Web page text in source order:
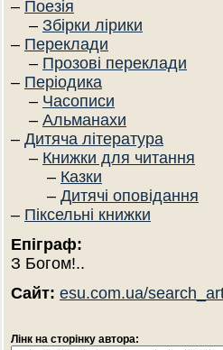
– Поезія
– Збірки лірики
– Переклади
– Прозові переклади
– Періодика
– Часописи
– Альманахи
– Дитяча література
– Книжки для читання
– Казки
– Дитячі оповідання
– Піксельні книжки
Епіграф:
З Богом!..
Сайт: esu.com.ua/
Лінк на сторінку автора: